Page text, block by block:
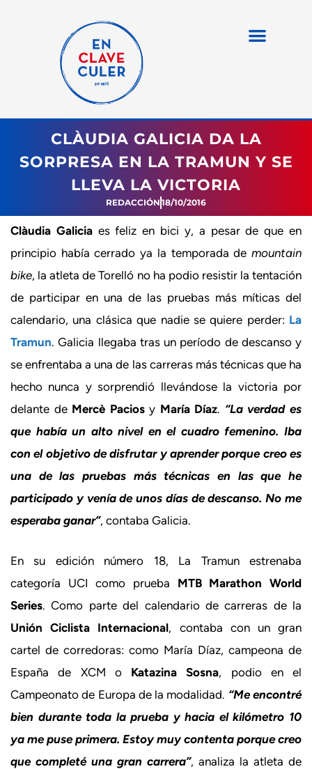
CLÀUDIA GALICIA DA LA
SORPRESA EN LA TRAMUN Y SE
LLEVA LA VICTORIA
REDACCIÓN 18/10/2016
Clàudia Galiciaes feliz en bici y, a pesar de que en
principio había cerrado ya la temporada de mountain
bike, la atleta de Torelló no ha podio resistir la tentación
de participar en una de las pruebas más míticas del
calendario, una clásica que nadie se quiere perder: La
Tramun. Galicia llegaba tras un período de descanso y
se enfrentaba a una de las carreras más técnicas que ha
hecho nunca y sorprendió llevándose la victoria por
delante de Mercè Paciosy María Díaz. “La verdad es
que había un alto nivel en el cuadro femenino. Iba
con el objetivo de disfrutar y aprender porque creo es
una de las pruebas más técnicas en las que he
participado y venía de unos días de descanso. No me
esperaba ganar”, contaba Galicia.
En su edición número 18, La Tramun estrenaba
categoría UCI como prueba MTB Marathon World
Series. Como parte del calendario de carreras de la
Unión Ciclista Internacional, contaba con un gran
cartel de corredoras: como María Díaz, campeona de
España de XCM o Katazina Sosna, podio en el
Campeonato de Europa de la modalidad. “Me encontré
bien durante toda la prueba y hacia el kilómetro 10
ya me puse primera. Estoy muy contenta porque creo
que completé una gran carrera”, analiza la atleta de